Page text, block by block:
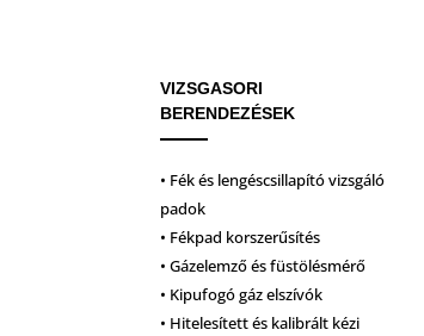
VIZSGASORI
BERENDEZÉSEK
• Fék és lengéscsillapító vizsgáló
padok
• Fékpad korszerűsítés
• Gázelemző és füstölésmérő
• Kipufogó gáz elszívók
• Hitelesített és kalibrált kézi